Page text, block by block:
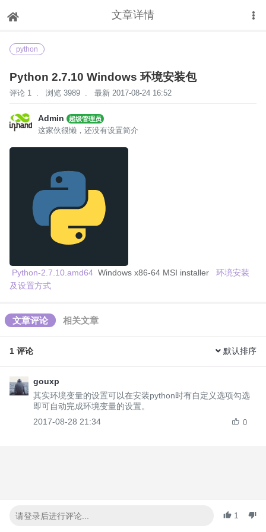
文章详情
下拉刷新
python
Python 2.7.10 Windows 环境安装包
评论 1 . 浏览 3989 . 最新 2017-08-24 16:52
Admin 超级管理员
这家伙很懒，还没有设置简介
Python-2.7.10.amd64 Windows x86-64 MSI installer 环境安装
及设置方式
文章评论 相关文章
1 评论 默认排序
gouxp
其实环境变量的设置可以在安装python时有自定义选项勾选
即可自动完成环境变量的设置。
2017-08-28 21:34
0
1